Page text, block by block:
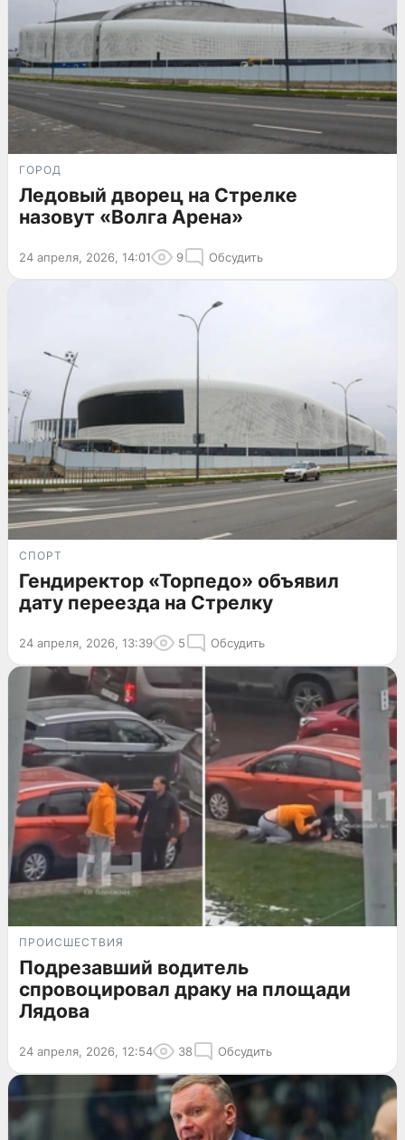
ГОРОД
Ледовый дворец на Стрелке
назовут «Волга Арена»
24 апреля, 2026, 14:01 9 Обсудить
СПОРТ
Гендиректор «Торпедо» объявил
дату переезда на Стрелку
24 апреля, 2026, 13:39 5 Обсудить
ПРОИСШЕСТВИЯ
Подрезавший водитель
спровоцировал драку на площади
Лядова
24 апреля, 2026, 12:54 38 Обсудить